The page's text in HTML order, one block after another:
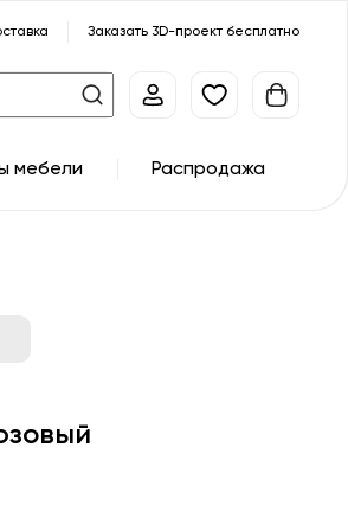
Заказать 3D-проект бесплатно
мебели Распродажа